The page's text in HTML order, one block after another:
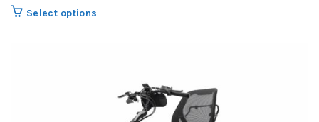
Select options